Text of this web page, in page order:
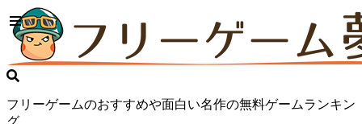
フリーゲームのおすすめや面白い名作の無料ゲームランキン
グ